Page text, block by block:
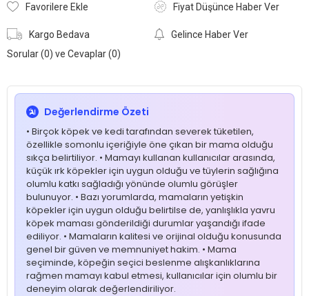
Favorilere Ekle Fiyat Düşünce Haber Ver
Kargo Bedava
Gelince Haber Ver
Sorular (0) ve Cevaplar (0)
Değerlendirme Özeti
• Birçok köpek ve kedi tarafından severek tüketilen,
özellikle somonlu içeriğiyle öne çıkan bir mama olduğu
sıkça belirtiliyor. • Mamayı kullanan kullanıcılar arasında,
küçük ırk köpekler için uygun olduğu ve tüylerin sağlığına
olumlu katkı sağladığı yönünde olumlu görüşler
bulunuyor. • Bazı yorumlarda, mamaların yetişkin
köpekler için uygun olduğu belirtilse de, yanlışlıkla yavru
köpek maması gönderildiği durumlar yaşandığı ifade
ediliyor. • Mamaların kalitesi ve orijinal olduğu konusunda
genel bir güven ve memnuniyet hakim. • Mama
seçiminde, köpeğin seçici beslenme alışkanlıklarına
rağmen mamayı kabul etmesi, kullanıcılar için olumlu bir
deneyim olarak değerlendiriliyor.